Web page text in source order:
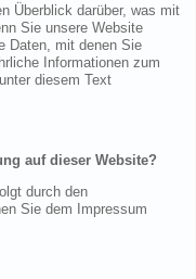
Überblick darüber, was mit
Sie unsere Website
Daten, mit denen Sie
Informationen zum
diesem Text
auf dieser Website?
durch den
Sie dem Impressum